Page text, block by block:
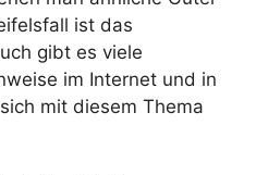
ist das
gibt es viele
im Internet und in
mit diesem Thema